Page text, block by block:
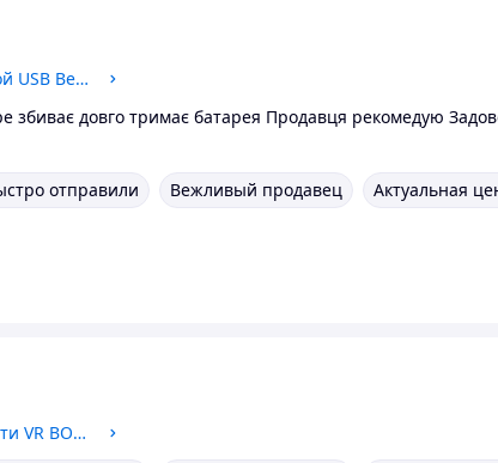
Электрический Беспроводной USB Венчик-Миксер RAF R.322, Капучинатор, Вспениватель, Пенообразователь
збиває довго тримає батарея Продавця рекомедую
отправили Вежливый продавец Актуальная
Очки виртуальной реальности VR BOX 2.0 с пультом, VR очки для телефона, Виртуальные очки для смартфона